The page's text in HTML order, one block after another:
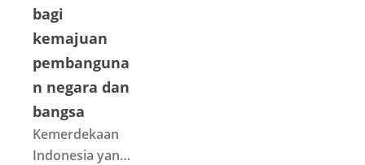
bagi
kemajuan
pembanguna
n negara dan
bangsa
Kemerdekaan
Indonesia yang